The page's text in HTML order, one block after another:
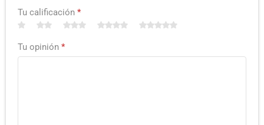
Tu calificación *
Tu opinión *